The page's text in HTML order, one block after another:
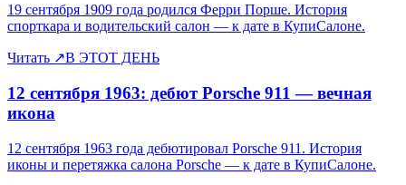
19 сентября 1909 года родился Ферри Порше. История
спорткара и водительский салон — к дате в КупиСалоне.
Читать ↗В ЭТОТ ДЕНЬ
12 сентября 1963: дебют Porsche 911 — вечная
икона
12 сентября 1963 года дебютировал Porsche 911. История
иконы и перетяжка салона Porsche — к дате в КупиСалоне.